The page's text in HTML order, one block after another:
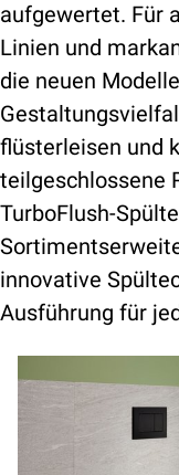
aufgewertet. Für
Linien und
die neuen
flüsterleisen und
teilgeschlossene
TurboFlush-
innovative
Ausführung für